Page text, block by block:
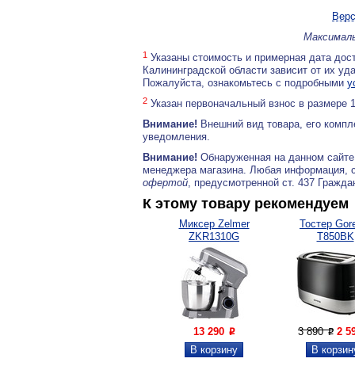
1 Указаны стоимость и примерная дата
Калининградской области зависит от их
Пожалуйста, ознакомьтесь с подробными
2 Указан первоначальный взнос в
Внимание! Внешний вид товара, его
уведомления.
Внимание! Обнаруженная на данном
менеджера магазина. Любая информация,
офертой, предусмотренной ст. 437
К этому товару рекомендуем
Миксер Zelmer
ZKR1310G
13 290 P
Тостер
T850BK
3 890P 2